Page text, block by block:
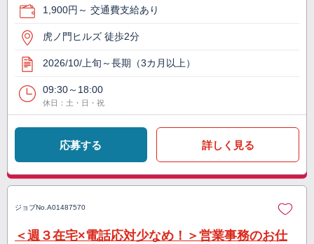
1,900円～ 交通費支給あり
虎ノ門ヒルズ 徒歩2分
2026/10/上旬～長期（3カ月以上）
09:30～18:00
休日：土・日・祝
応募する 詳しく見る
ジョブNo. A01487570
＜週３在宅×電話応対少なめ！＞営業事務のお仕